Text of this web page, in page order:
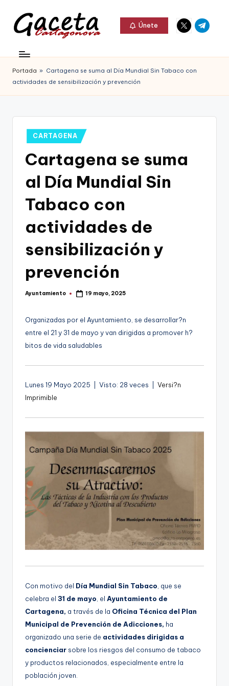
Saltar
contenido
c
e
t
Gaceta
Cartagonova,
La
que
informa
Cartagena,
Cartagena,
Únete
Elemento
del
Elemento
del
Portada » Cartagena se suma al Día Mundial Sin Tabaco con
actividades de sensibilización y prevención
Publicado
en
CARTAGENA
Cartagena se suma
al Día Mundial Sin
Tabaco con
actividades de
sensibilización y
prevención
Publicado
Ayuntamiento 19 mayo, 2025
Organizadas por el Ayuntamiento, se desarrollar?n
entre el 21 y 31 de mayo y van dirigidas a promover h?
bitos de vida saludables
Lunes 19 Mayo 2025 | Visto: 28 veces | Versi?n
Imprimible
Con motivo del Día Mundial Sin Tabaco , que se
celebra el 31 de mayo , el Ayuntamiento de
Cartagena, a través de la Oficina Técnica del Plan
Municipal de Prevención de Adicciones, ha
organizado una serie de actividades dirigidas a
concienciar sobre los riesgos del consumo de tabaco
y productos relacionados, especialmente entre la
población joven.